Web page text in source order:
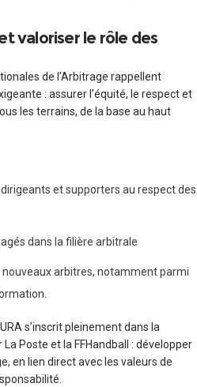
valoriser le rôle des
de l’Arbitrage rappellent
: assurer l’équité, le respect et
les terrains, de la base au haut
et supporters au respect des
dans la filière arbitrale
arbitres, notamment parmi
s’inscrit pleinement dans la
Poste et la FFHandball : développer
en lien direct avec les valeurs de